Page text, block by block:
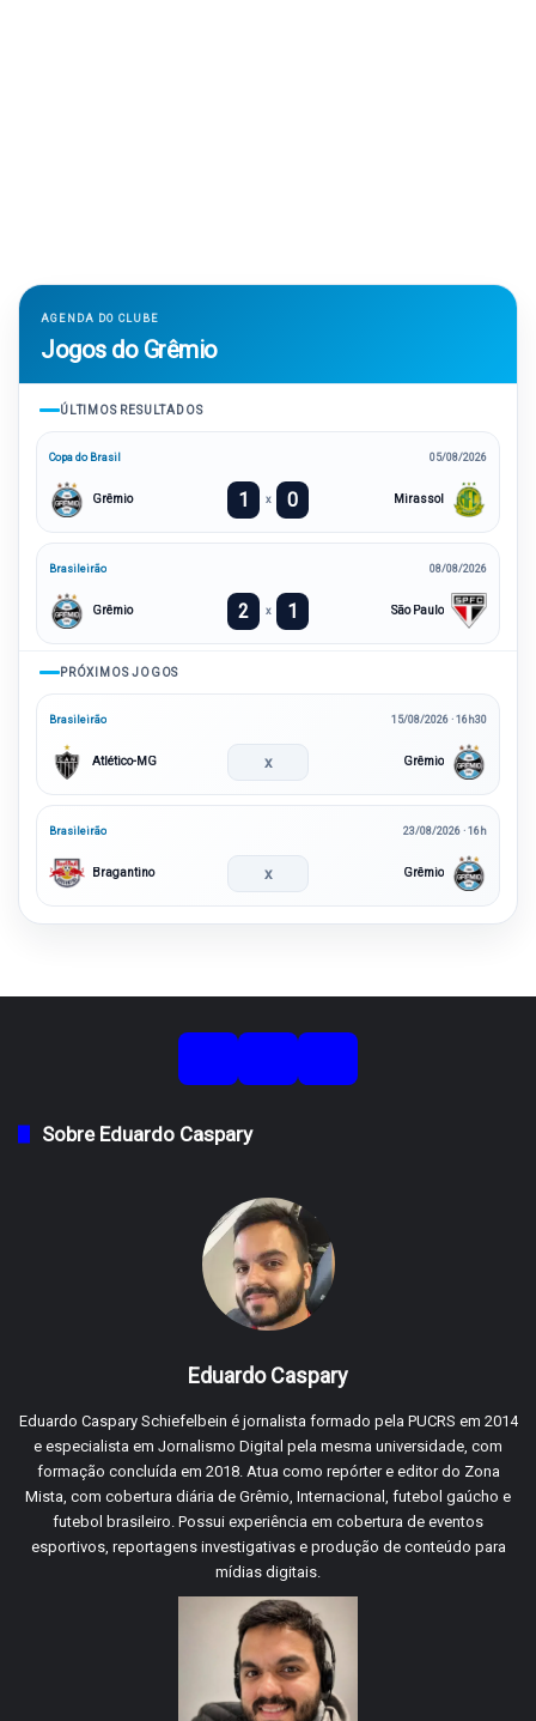
AGENDA DO CLUBE
Jogos do Grêmio
ÚLTIMOS RESULTADOS
Copa do Brasil 05/08/2026
Grêmio 1 x 0 Mirassol
Brasileirão 08/08/2026
Grêmio 2 x 1 São Paulo
PRÓXIMOS JOGOS
Brasileirão 15/08/2026 · 16h30
Atlético-MG x Grêmio
Brasileirão 23/08/2026 · 16h
Bragantino x Grêmio
Sobre Eduardo Caspary
Eduardo Caspary
Eduardo Caspary Schiefelbein é jornalista formado pela PUCRS em 2014
e especialista em Jornalismo Digital pela mesma universidade, com
formação concluída em 2018. Atua como repórter e editor do Zona
Mista, com cobertura diária de Grêmio, Internacional, futebol gaúcho e
futebol brasileiro. Possui experiência em cobertura de eventos
esportivos, reportagens investigativas e produção de conteúdo para
mídias digitais.